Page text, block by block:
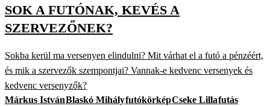
SOK A FUTÓNAK, KEVÉS A
SZERVEZŐNEK?
Sokba kerül ma versenyen elindulni? Mit várhat el a futó a pénzéért,
és mik a szervezők szempontjai? Vannak-e kedvenc versenyek és
kedvenc versenyzők?
Márkus IstvánBlaskó MihályfutókörképCseke Lillafutás